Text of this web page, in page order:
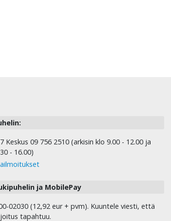
Keskus 09 756 2510 (arkisin klo 9.00 - 12.00 ja
- 16.00)
ja MobilePay
02030 (12,92 eur + pvm). Kuuntele viesti, että
tapahtuu.